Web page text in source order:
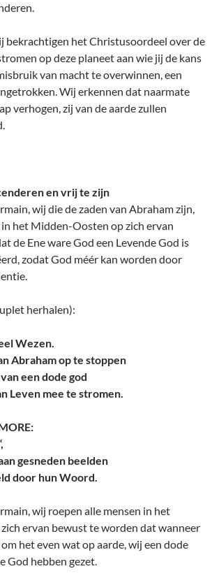
bekrachtigen het Christusoordeel over de
op deze planeet aan wie jij de kans
van macht te overwinnen, een
Wij erkennen dat naarmate
verhogen, zij van de aarde zullen
en vrij te zijn
wij die de zaden van Abraham zijn,
het Midden-Oosten op zich ervan
de Ene ware God een Levende God is
zodat God méér kan worden door
herhalen):
Wezen.
Abraham op te stoppen
een dode god
Leven mee te stromen.
gesneden beelden
door hun Woord.
wij roepen alle mensen in het
ervan bewust te worden dat wanneer
het even wat op aarde, wij een dode
God hebben gezet.